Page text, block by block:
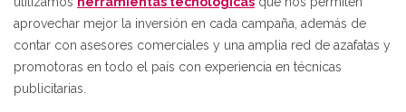
aprovechar mejor la inversión en cada campaña, además de
contar con asesores comerciales y una amplia red de azafatas y
promotoras en todo el país con experiencia en técnicas
publicitarias.